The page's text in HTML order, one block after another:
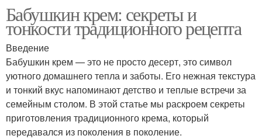
Бабушкин крем: секреты и
тонкости традиционного рецепта
Введение
Бабушкин крем — это не просто десерт, это символ
уютного домашнего тепла и заботы. Его нежная текстура
и тонкий вкус напоминают детство и теплые встречи за
семейным столом. В этой статье мы раскроем секреты
приготовления традиционного крема, который
передавался из поколения в поколение.